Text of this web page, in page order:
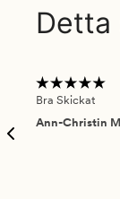
Detta
Bra Skickat
Ann-Christin M